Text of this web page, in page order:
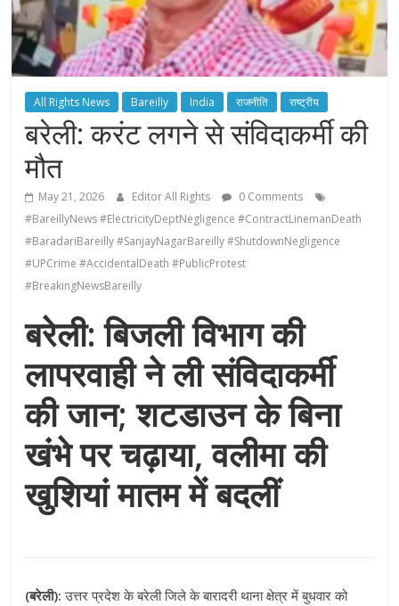
All Rights News Bareilly India राजनीति राष्ट्रीय
बरेली: करंट लगने से संविदाकर्मी की
मौत
May 21, 2026 Editor All Rights
0 Comments
#BareillyNews #ElectricityDeptNegligence #ContractLinemanDeath
#BaradariBareilly #SanjayNagarBareilly #ShutdownNegligence
#UPCrime #AccidentalDeath #PublicProtest
#BreakingNewsBareilly
बरेली: बिजली विभाग की
लापरवाही ने ली संविदाकर्मी
की जान; शटडाउन के बिना
खंभे पर चढ़ाया, वलीमा की
खुशियां मातम में बदलीं
(बरेली): उत्तर प्रदेश के बरेली जिले के बारादरी थाना क्षेत्र में बुधवार को